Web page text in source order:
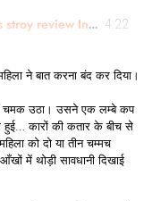
Sshree Astro Vastu Success stroy review In Hindi - Astro Harshit Ji 4:22
ने बात करना बंद कर दिया।
चमक उठा। उसने एक लम्बे कप
कारों की कतार के बीच से
को दो या तीन चम्मच
में थोड़ी सावधानी दिखाई